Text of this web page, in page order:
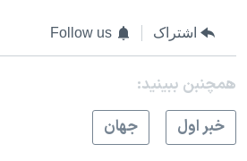
اشتراک Follow us
همچنبن ببینید:
خبر اول
جهان